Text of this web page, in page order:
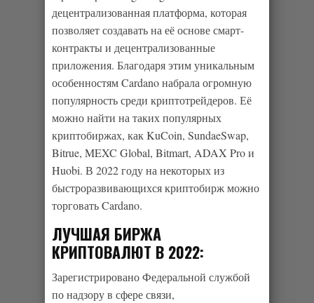
децентрализованная платформа, которая
позволяет создавать на её основе смарт-
контракты и децентрализованные
приложения. Благодаря этим уникальным
особенностям Cardano набрала огромную
популярность среди криптотрейдеров. Её
можно найти на таких популярных
криптобиржах, как KuCoin, SundaeSwap,
Bitrue, MEXC Global, Bitmart, ADAX Pro и
Huobi. В 2022 году на некоторых из
быстроразвивающихся криптобирж можно
торговать Cardano.
ЛУЧШАЯ БИРЖА
КРИПТОВАЛЮТ В 2022:
Зарегистрировано Федеральной службой
по надзору в сфере связи,